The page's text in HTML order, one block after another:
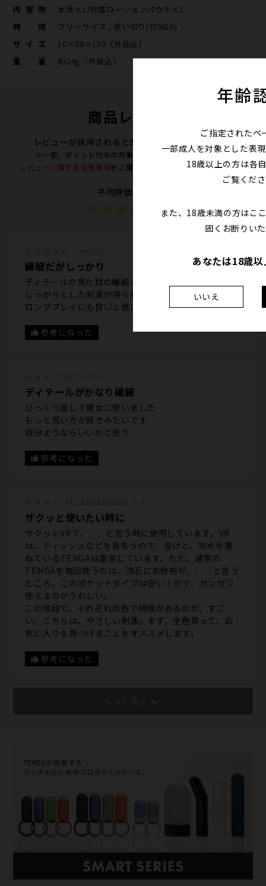
内容物
本体×1/付属ローションパウチ×1
特徴
フリーサイズ , 使い切り(TENGA)
サイズ
10×88×150（外装込）
重量
約24g（外装込）
商品レビュー
レビューが採用されると300ポイントプレゼント！
※一部、ポイント付与の対象外となる商品がございます。
レビューに関する注意事項をご確認の上、投稿をお願い致します。
平均評価（16件）
4.3
繊細だがしっかり
ディテールの見た目の繊細さに騙されました。
しっかりとした刺激が得られます。
ロングプレイにも良いと思います。
参考になった
ディテールがかなり繊細
ひっくり返して彼女に使いました
もっと荒い方が好きみたいです
自分ようならいいかと思う
参考になった
サクッと使いたい時に
サクッとVRで、、、と言う時に使用しています。VR
は、ティッシュなどを見失うので、受けと、攻めを兼
ねているTENGAは重宝しています。ただ、通常の
TENGAを毎回使うのは、流石にお財布が、、、と言う
ところ、このポケットタイプは安い！ので、ガンガン
使えるのがうれしい。
この値段で、それぞれの色で特徴があるのが、すご
い。こちらは、やさしい刺激。まず、全色買って、お
気に入りを見つけることをオススメします。
参考になった
年齢
ご指定されたペ
一部成人を対象とした表
18歳以上の方は各
ご覧くだ
また、18歳未満の方はこ
固くお断りい
あなたは18歳
いいえ